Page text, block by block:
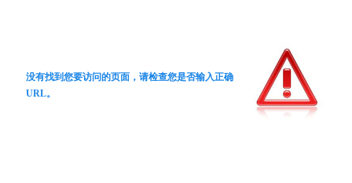
没有找到您要访问的页面，请检查您是否输入正确
URL。